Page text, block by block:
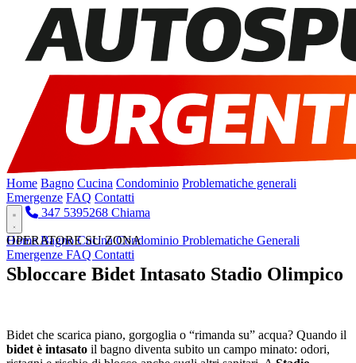
Home Bagno Cucina Condominio Problematiche generali
Emergenze FAQ Contatti
347 5395268 Chiama
HomeBagnoCucinaCondominio Problematiche Generali
Emergenze FAQ Contatti
OPERATORE SU ZONA
Sbloccare Bidet Intasato Stadio Olimpico
Bidet che scarica piano, gorgoglia o “rimanda su” acqua? Quando il
bidet è intasato il bagno diventa subito un campo minato: odori,